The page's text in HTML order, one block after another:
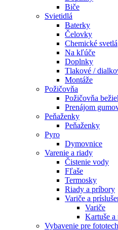
Biče
Svietidlá
Baterky
Čelovky
Chemické svetlá
Na kľúče
Doplnky
Tlakové /
Montáže
Požičovňa
Požičovňa
Prenájom
Peňaženky
Peňaženky
Pyro
Dymovnice
Varenie a riady
Čistenie vody
Fľaše
Termosky
Riady a príbory
Variče a
Variče
Kartuše a
Vybavenie pre